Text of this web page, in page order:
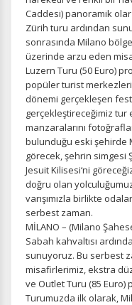
Caddesi) panoramik
Zürih turu ardından
sonrasında Milano
üzerinde arzu eden
Luzern Turu (50 Euro)
popüler turist
dönemi gerçekleşen
gerçekleştireceğimiz tur
manzaralarını
bulunduğu eski şehirde
görecek, şehrin simgesi
Jesuit Kilisesi‘ni
doğru olan
varışımızla birlikte
serbest zaman.
MİLANO – (Milano
Sabah kahvaltısı
sunuyoruz. Bu serbest
misafirlerimiz, ekstra
ve Outlet Turu (85 Euro)
Turumuzda ilk olarak,